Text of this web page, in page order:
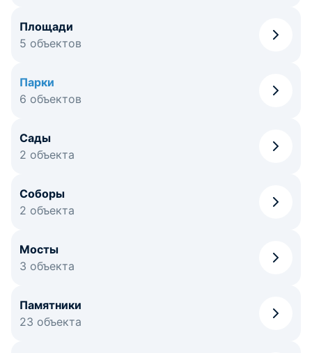
Площади
5 объектов
Парки
6 объектов
Сады
2 объекта
Соборы
2 объекта
Мосты
3 объекта
Памятники
23 объекта